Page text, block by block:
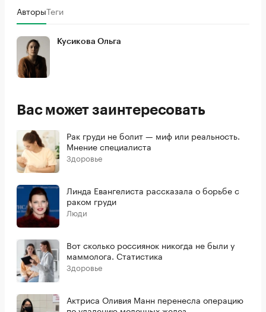
АвторыТеги
Кусикова Ольга
Вас может заинтересовать
Рак груди не болит — миф или реальность.
Мнение специалиста
Здоровье
Линда Евангелиста рассказала о борьбе с
раком груди
Люди
Вот сколько россиянок никогда не были у
маммолога. Статистика
Здоровье
Актриса Оливия Манн перенесла операцию